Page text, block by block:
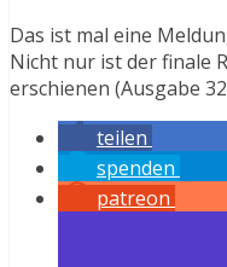
Das ist mal eine
Nicht nur ist der finale
erschienen (Ausgabe
teilen
spenden
patreon